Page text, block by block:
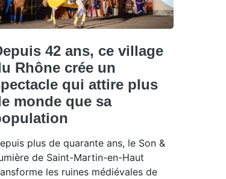
42 ans, ce village
Rhône crée un
qui attire plus
monde que sa
plus de quarante ans, le Son &
de Saint-Martin-en-Haut
les ruines médiévales de